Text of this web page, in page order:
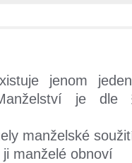
jenom
Manželství je
manželské
manželé obnoví